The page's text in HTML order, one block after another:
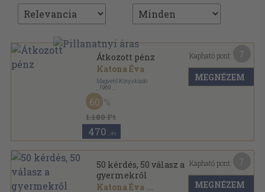
Átkozott pénz
Katona Éva
Magvető Könyvkiadó
1969
Fűzött keménykötés
1.180 Ft
60
470 ,-Ft
Kapható pont:
MEGNÉZEM
50 kérdés, 50 válasz a
gyermekről
Katona Éva ...
Kapható pont:
MEGNÉZEM